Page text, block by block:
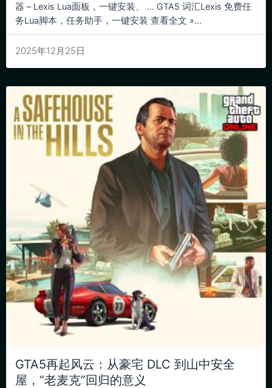
2025年12月25日
器 – Lexis Lua面板，一键安装、 … GTA5 词汇Lexis 免费任
务Lua脚本，任务助手，一键安装 查看全文 »...
GTA5再起风云：从豪宅 DLC 到山中安全
屋，“老麦克”回归的意义